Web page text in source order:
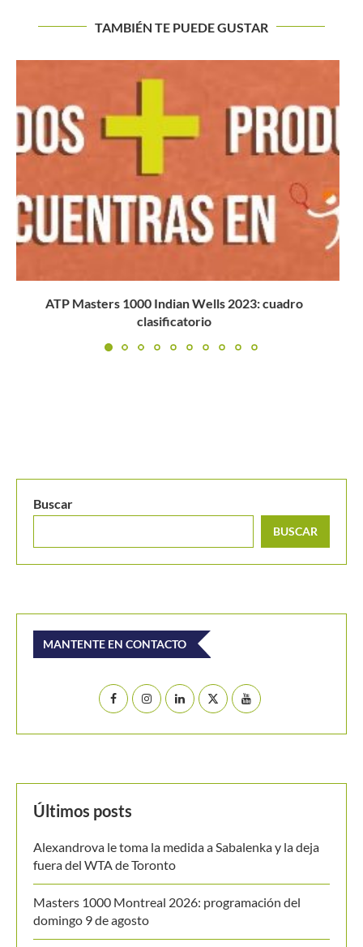
TAMBIÉN TE PUEDE GUSTAR
Estados Unidos protagoniza las finales de Gijón y
Florencia llegando...
Buscar
BUSCAR
MANTENTE EN CONTACTO
Últimos posts
Alexandrova le toma la medida a Sabalenka y la deja
fuera del WTA de Toronto
Masters 1000 Montreal 2026: programación del
domingo 9 de agosto